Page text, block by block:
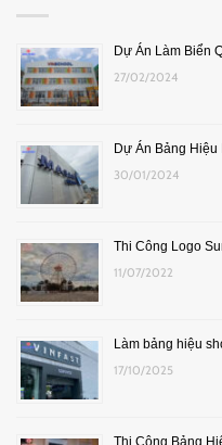
Dự Án Làm Biển
27/02/2024
Dự Án Bảng Hiệu
30/01/2024
Thi Công Logo
11/07/2022
Làm bảng hiệu
17/10/2025
Thi Công Bảng